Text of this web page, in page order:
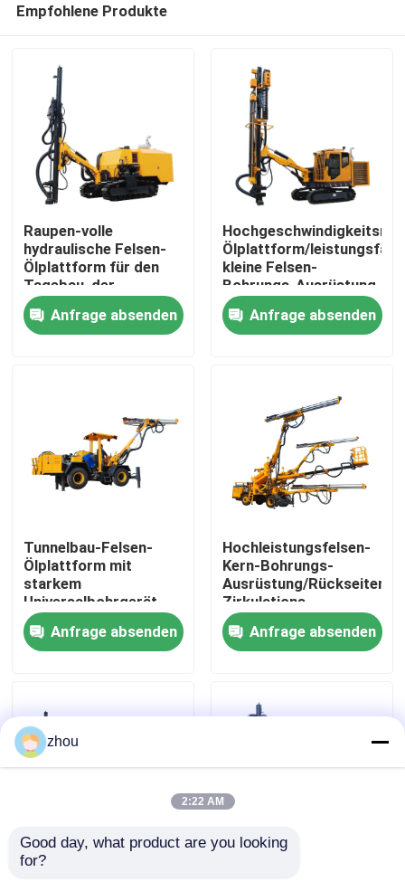
Videos
Über uns
Fabrik-Ausflug
Qualitätskontrolle
Treten Sie mit uns in Verbindung
Nachrichten
Empfohlene Produkte
Raupen-volle
hydraulische Felsen-
Ölplattform für den
Tagebau, der
DZYG38B gewinnt
Anfrage absenden
Ölplattform/
kleine Felsen-
Bohrungs-Ausrüstung
Anfrage absenden
Tunnelbau-Felsen-
Ölplattform mit
starkem
Universalbohrgerät
bewaffnen 360 Grad
Anfrage absenden
Hochleistungsfelsen-
Kern-Bohrungs-
Ausrüstung/Rückseiten-
Zirkulations-
Ölplattform
Anfrage absenden
Integrierte Felsen-
zhou
2:22 AM
Good day, what product are you looking
for?